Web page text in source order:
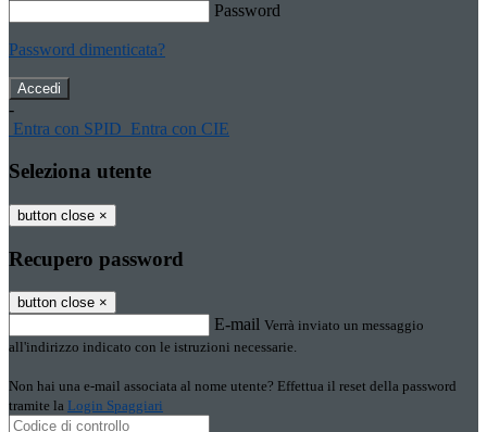
Password
Password dimenticata?
-
Entra con SPID Entra con CIE
Seleziona utente
button close ×
Recupero password
button close ×
E-mail Verrà inviato un messaggio
all'indirizzo indicato con le istruzioni necessarie.
Non hai una e-mail associata al nome utente? Effettua il reset della password
tramite la Login Spaggiari